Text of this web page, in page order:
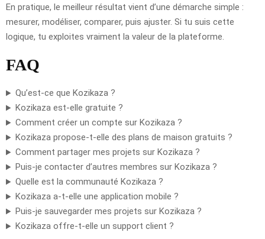
En pratique, le meilleur résultat vient d’une démarche simple :
mesurer, modéliser, comparer, puis ajuster. Si tu suis cette
logique, tu exploites vraiment la valeur de la plateforme.
FAQ
Qu’est-ce que Kozikaza ?
Kozikaza est-elle gratuite ?
Comment créer un compte sur Kozikaza ?
Kozikaza propose-t-elle des plans de maison gratuits ?
Comment partager mes projets sur Kozikaza ?
Puis-je contacter d’autres membres sur Kozikaza ?
Quelle est la communauté Kozikaza ?
Kozikaza a-t-elle une application mobile ?
Puis-je sauvegarder mes projets sur Kozikaza ?
Kozikaza offre-t-elle un support client ?